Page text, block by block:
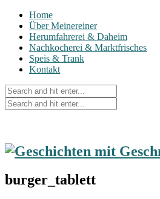
Home
Über Meinereiner
Herumfahrerei & Daheim
Nachkocherei & Marktfrisches
Speis & Trank
Kontakt
burger_tablett